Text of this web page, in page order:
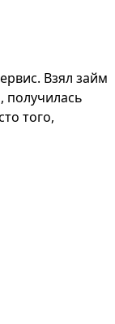
Взял займ
получилась
того,